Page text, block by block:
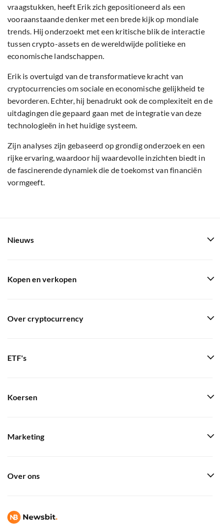
vraagstukken, heeft Erik zich gepositioneerd als een
vooraanstaande denker met een brede kijk op mondiale
trends. Hij onderzoekt met een kritische blik de interactie
tussen crypto-assets en de wereldwijde politieke en
economische landschappen.
Erik is overtuigd van de transformatieve kracht van
cryptocurrencies om sociale en economische gelijkheid te
bevorderen. Echter, hij benadrukt ook de complexiteit en de
uitdagingen die gepaard gaan met de integratie van deze
technologieën in het huidige systeem.
Zijn analyses zijn gebaseerd op grondig onderzoek en een
rijke ervaring, waardoor hij waardevolle inzichten biedt in
de fascinerende dynamiek die de toekomst van financiën
vormgeeft.
Nieuws
Kopen en verkopen
Over cryptocurrency
ETF's
Koersen
Marketing
Over ons